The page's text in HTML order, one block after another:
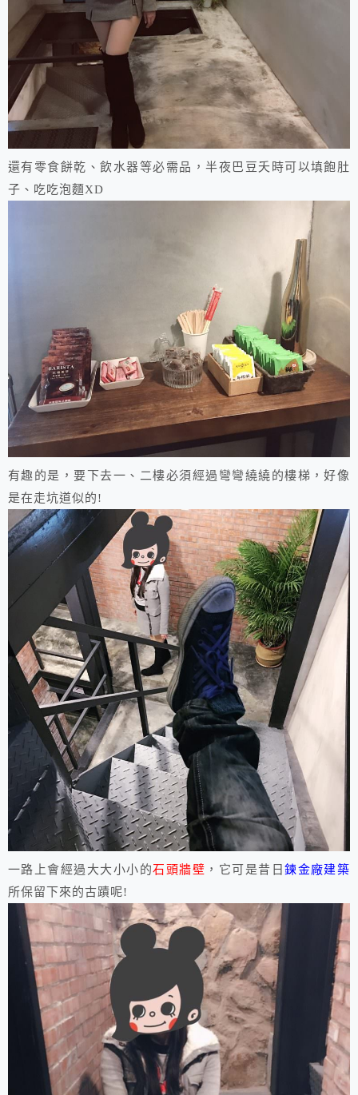
還有零食餅乾、飲水器等必需品，半夜巴豆夭時可以填飽肚
子、吃吃泡麵XD
有趣的是，要下去一、二樓必須經過彎彎繞繞的樓梯，好像
是在走坑道似的!
一路上會經過大大小小的石頭牆壁 ，它可是昔日鍊金廠建築
所保留下來的古蹟呢!